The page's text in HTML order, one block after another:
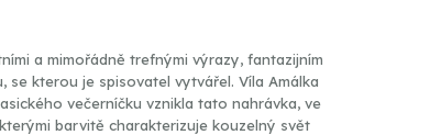
a mimořádně trefnými výrazy, fantazijním
kterou je spisovatel vytvářel. Víla Amálka
večerníčku vznikla tato nahrávka, ve
barvitě charakterizuje kouzelný svět